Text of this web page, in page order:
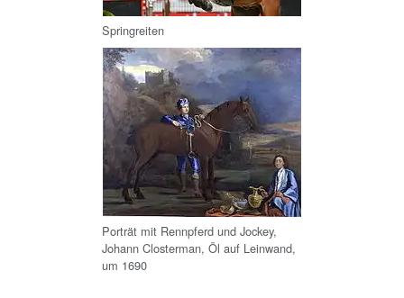
Springreiten
Porträt mit Rennpferd und Jockey,
Johann Closterman, Öl auf Leinwand,
um 1690